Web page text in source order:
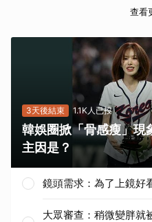
查看
3天後結束 1.1K人已投
韓娛圈掀「骨感瘦」現
主因是？
鏡頭需求：為了上鏡好
大眾審查：稍微變胖就
取消